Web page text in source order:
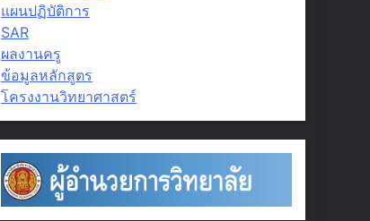
แผนปฏิบัติการ
SAR
ผลงานครู
ข้อมูลหลักสูตร
โครงงานวิทยาศาสตร์